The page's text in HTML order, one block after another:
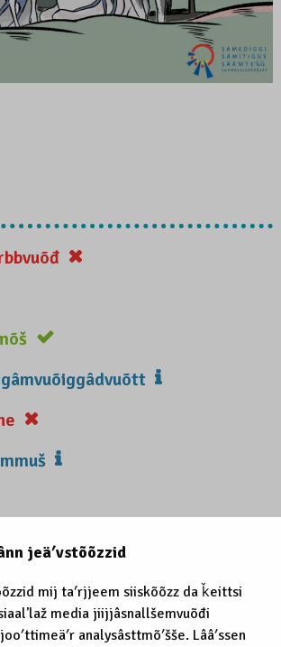
jeäʹvstõõzzid
mij taʹrjjeem siiskõõzz da ǩeittsi
media jiijjâsnallšemvuõđi
analysâsttmõʹšše. Lââʹssen